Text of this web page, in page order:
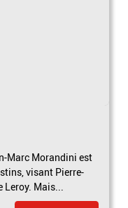
Marc Morandini est
visant Pierre-
Mais...